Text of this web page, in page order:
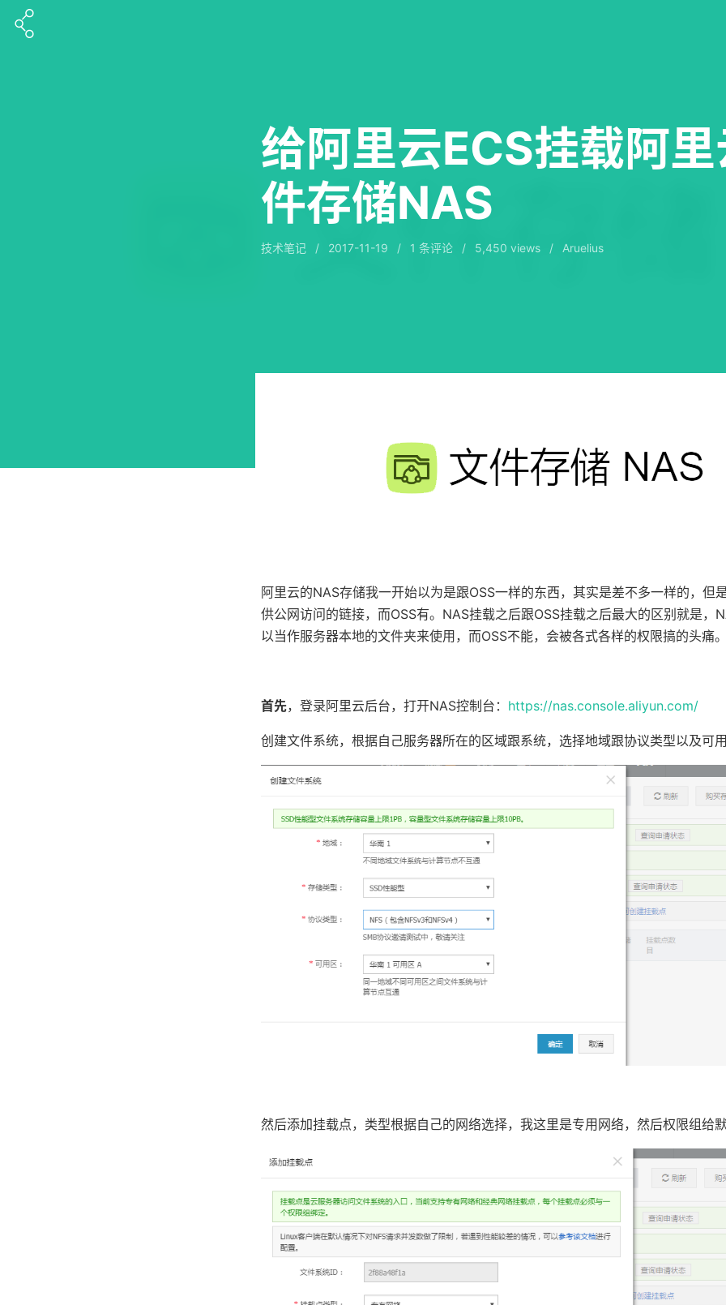
给阿里云ECS挂载阿
件存储NAS
技术笔记 / 2017-11-19 / 1 条评论 / 5,450 views / Aruelius
阿里云的NAS存储我一开始以为是跟OSS一样的东西，其实是差不多一样的，但
供公网访问的链接，而OSS有。NAS挂载之后跟OSS挂载之后最大的区别就是，
以当作服务器本地的文件夹来使用，而OSS不能，会被各式各样的权限搞的头痛
首先，登录阿里云后台，打开NAS控制台： https://nas.console.aliyun.com/
创建文件系统，根据自己服务器所在的区域跟系统，选择地域跟协议类型以及可
然后添加挂载点，类型根据自己的网络选择，我这里是专用网络，然后权限组给